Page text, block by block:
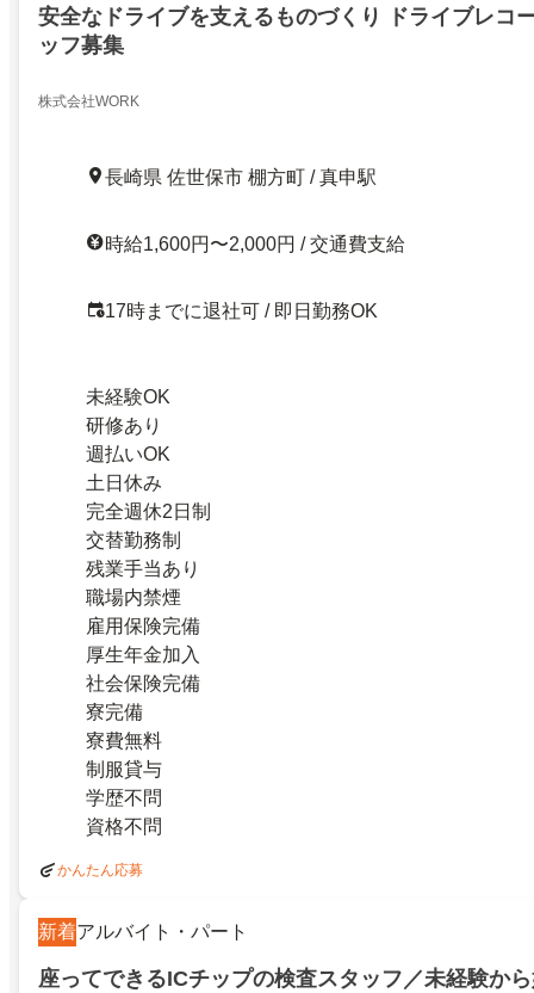
安全なドライブを支えるものづくり ドライブレコ
ッフ募集
株式会社WORK
長崎県 佐世保市 棚方町 / 真申駅
時給1,600円〜2,000円 / 交通費支給
17時までに退社可 / 即日勤務OK
未経験OK
研修あり
週払いOK
土日休み
完全週休2日制
交替勤務制
残業手当あり
職場内禁煙
雇用保険完備
厚生年金加入
社会保険完備
寮完備
寮費無料
制服貸与
学歴不問
資格不問
かんたん応募
新着アルバイト・パート
座ってできるICチップの検査スタッフ／未経験か